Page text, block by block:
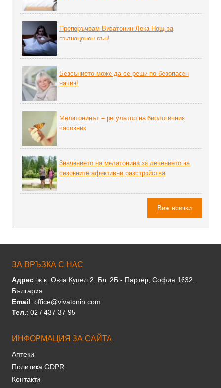
Препоръчвам Виватонин Лека Нощ за
пълноценен сън!
Безсънието може да се реши по безопасен
начин!
Мелатонинът – регулатор на биoлoгичния
часовник
3начението на мелатонина за лечението на
сезонните афективни разстройства
Виж всички
ЗА ВРЪЗКА С НАС
Адрес: ж.к. Овча Купел 2, Бл. 2Б - Партер, София 1632,
България
Email: office@vivatonin.com
Тел.: 02 / 437 37 95
ИНФОРМАЦИЯ ЗА САЙТА
Аптеки
Политика GDPR
Контакти